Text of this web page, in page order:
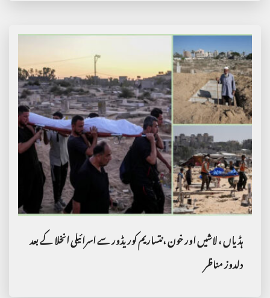
ہڈیاں ، لاشیں اور خون ،نتساریم کوریڈور سے اسرائیلی انخلا کے بعد
دلدوز مناظر